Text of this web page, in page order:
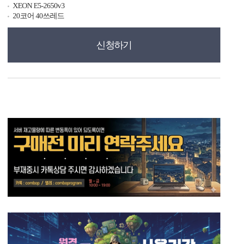
XEON E5-2650v3
20코어 40쓰레드
신청하기